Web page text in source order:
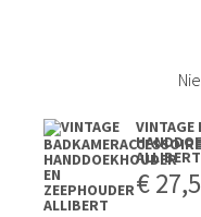
VINTAGE
ALLIBERT
€